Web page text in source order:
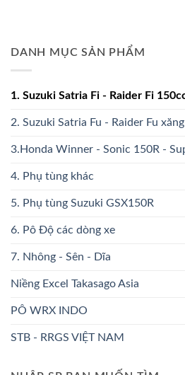
DANH MỤC SẢN PHẨM
1. Suzuki Satria Fi - Raider Fi
2. Suzuki Satria Fu - Raider Fu
3.Honda Winner - Sonic 150R -
4. Phụ tùng khác
5. Phụ tùng Suzuki GSX150R
6. Pô Độ các dòng xe
7. Nhông - Sên - Dĩa
Niềng Excel Takasago Asia
PÔ WRX INDO
STB - RRGS VIỆT NAM